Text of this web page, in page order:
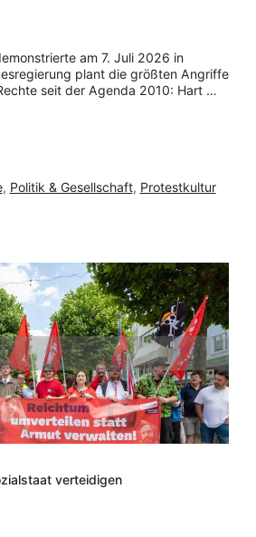
am 7. Juli 2026 in
plant die größten Angriffe
seit der Agenda 2010: Hart …
, Politik & Gesellschaft, Protestkultur
verteidigen